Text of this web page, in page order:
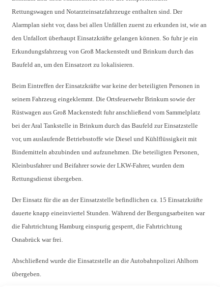
Rettungswagen und Notarzteinsatzfahrzeuge enthalten sind. Der
Alarmplan sieht vor, dass bei allen Unfällen zuerst zu erkunden ist, wie an
den Unfallort überhaupt Einsatzkräfte gelangen können. So fuhr je ein
Erkundungsfahrzeug von Groß Mackenstedt und Brinkum durch das
Baufeld an, um den Einsatzort zu lokalisieren.
Beim Eintreffen der Einsatzkräfte war keine der beteiligten Personen in
seinem Fahrzeug eingeklemmt. Die Ortsfeuerwehr Brinkum sowie der
Rüstwagen aus Groß Mackenstedt fuhr anschließend vom Sammelplatz
bei der Aral Tankstelle in Brinkum durch das Baufeld zur Einsatzstelle
vor, um auslaufende Betriebsstoffe wie Diesel und Kühlflüssigkeit mit
Bindemitteln abzubinden und aufzunehmen. Die beteiligten Personen,
Kleinbusfahrer und Beifahrer sowie der LKW-Fahrer, wurden dem
Rettungsdienst übergeben.
Der Einsatz für die an der Einsatzstelle befindlichen ca. 15 Einsatzkräfte
dauerte knapp eineinviertel Stunden. Während der Bergungsarbeiten war
die Fahrtrichtung Hamburg einspurig gesperrt, die Fahrtrichtung
Osnabrück war frei.
Abschließend wurde die Einsatzstelle an die Autobahnpolizei Ahlhorn
übergeben.